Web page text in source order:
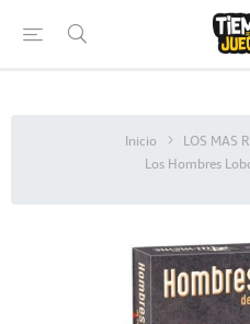
Inicio
LOS MAS
Los Hombres